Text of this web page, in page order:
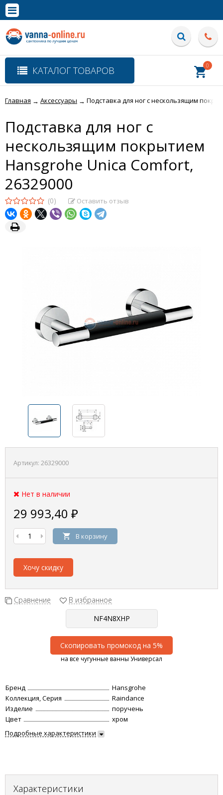
Полная версия сайта
КАТАЛОГ ТОВАРОВ 0
Главная → Аксессуары → Подставка для ног с нескользящим
Подставка для ног с
нескользящим покрытием
Hansgrohe Unica Comfort,
26329000
(0) Оставить отзыв
Артикул: 26329000
Нет в наличии
29 993,40 ₽
В корзину
Хочу скидку
Сравнение В избранное
Скопировать промокод на 5%
на все чугунные ванны Универсал
Бренд
Hansgrohe
Коллекция, Серия
Raindance
Изделие
поручень
Цвет
хром
Подробные характеристики
Характеристики